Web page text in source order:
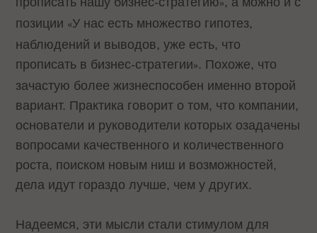
»
позиции «У нас есть множество гипотез,
наблюдений и выводов, уже есть, что
прописать в бизнес-стратегии». Похоже, что
зачастую более жизнеспособен именно второй
вариант. Практика говорит о том, что компании,
основатели и руководители которых озадачены
вопросами качественного и количественного
роста, поиском новым ниш и возможностей,
дела идут гораздо лучше, чем у других.
Надеемся, эти мысли стали стимулом для